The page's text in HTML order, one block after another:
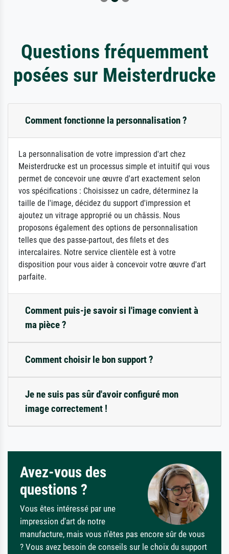
Questions fréquemment
posées sur Meisterdrucke
Comment fonctionne la personnalisation ?
La personnalisation de votre impression d'art chez
Meisterdrucke est un processus simple et intuitif qui vous
permet de concevoir une œuvre d'art exactement selon
vos spécifications : Choisissez un cadre, déterminez la
taille de l'image, décidez du support d'impression et
ajoutez un vitrage approprié ou un châssis. Nous
proposons également des options de personnalisation
telles que des passe-partout, des filets et des
intercalaires. Notre service clientèle est à votre
disposition pour vous aider à concevoir votre œuvre d'art
parfaite.
Comment puis-je savoir si l'image convient à
ma pièce ?
Comment choisir le bon support ?
Je ne suis pas sûr d'avoir configuré mon
image correctement !
Avez-vous des
questions ?
Vous êtes intéressé par une
impression d'art de notre
manufacture, mais vous n'êtes pas encore sûr de vous
? Vous avez besoin de conseils sur le choix du support